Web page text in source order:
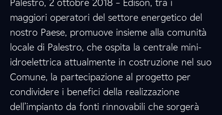
Palestro, 2 ottobre 2018 – Edison, tra i
maggiori operatori del settore energetico del
nostro Paese, promuove insieme alla comunità
locale di Palestro, che ospita la centrale mini-
idroelettrica attualmente in costruzione nel suo
Comune, la partecipazione al progetto per
condividere i benefici della realizzazione
dell’impianto da fonti rinnovabili che sorgerà